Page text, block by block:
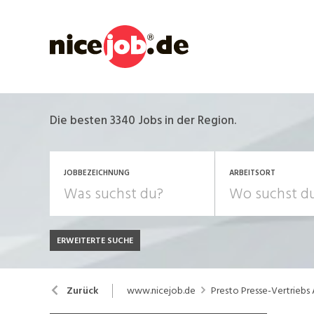
Die besten 3340 Jobs in der Region.
JOBBEZEICHNUNG ARBEITSORT
JOB-TYP
Festanstellung
Bank, Versicherung
Chemie, Pharma, Biotechnologie
ERWEITERTE SUCHE
Zurück www.nicejob.de Presto Presse-Vertriebs